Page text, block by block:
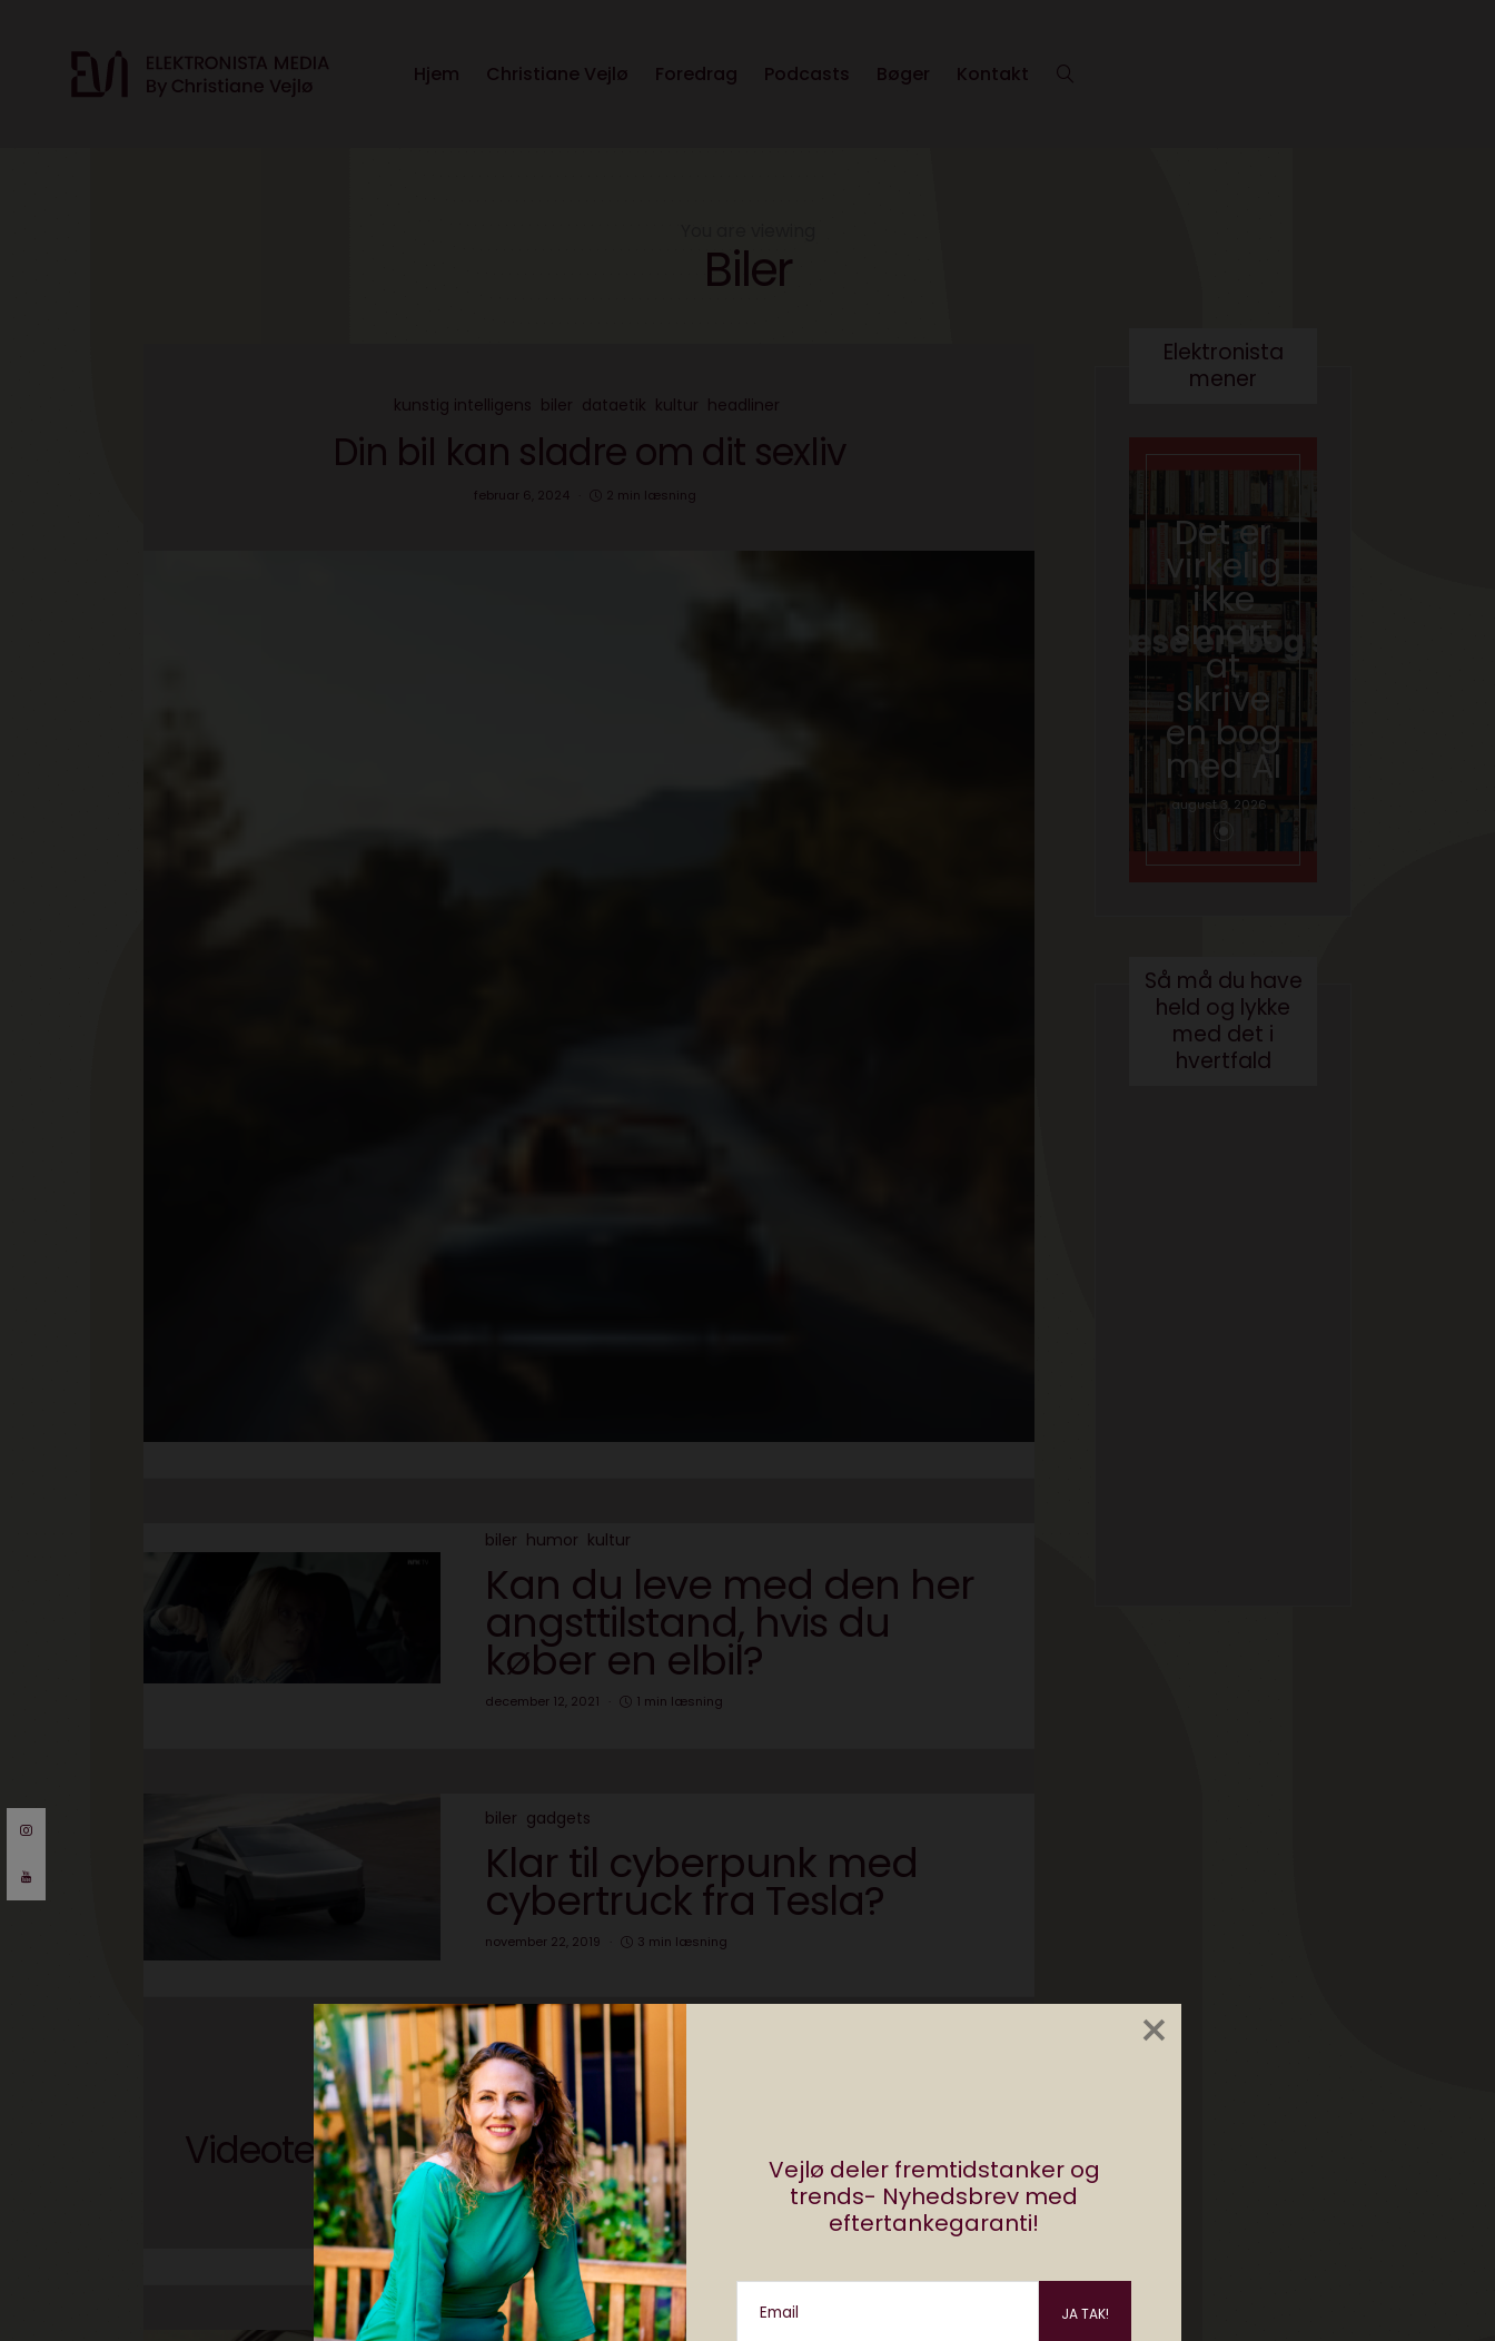
Vejlø deler fremtidstanker og
trends- Nyhedsbrev med
eftertankegaranti!
Email
×
Hjem Christiane Vejlø Foredrag Podcasts Bøger Kontakt
Biler
kunstig intelligens biler dataetik kultur headliner
Din bil kan sladre om dit sexliv
februar 6, 2024 2 min læsning
biler humor kultur
Kan du leve med den her
angsttilstand, hvis du
køber en elbil?
december 12, 2021 1 min læsning
biler gadgets
Klar til cyberpunk med
cybertruck fra Tesla?
november 22, 2019 3 min læsning
biler kultur
Videotest: Kom med på en æstetisk tur i Tesla 3
september 30, 2019 1 min læsning
Elektronista
mener
Det er
virkelig
ikke
smart
at
skrive
en bog
med AI
august 3, 2026
Så må du have
held og lykke
med det i
hvertfald